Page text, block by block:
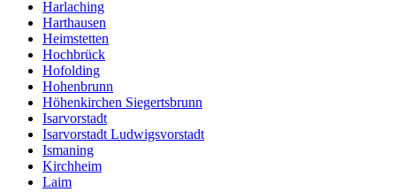
Harlaching
Harthausen
Heimstetten
Hochbrück
Hofolding
Hohenbrunn
Höhenkirchen Siegertsbrunn
Isarvorstadt
Isarvorstadt Ludwigsvorstadt
Ismaning
Kirchheim
Laim